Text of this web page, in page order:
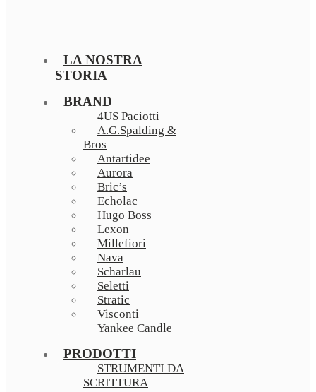
LA NOSTRA
STORIA
BRAND
4US Paciotti
A.G.Spalding &
Bros
Antartidee
Aurora
Bric’s
Echolac
Hugo Boss
Lexon
Millefiori
Nava
Scharlau
Seletti
Stratic
Visconti
Yankee Candle
PRODOTTI
STRUMENTI DA
SCRITTURA